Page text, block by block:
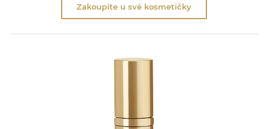
Zakoupíte u své kosmetičky